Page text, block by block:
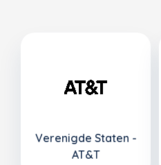
Verenigde Staten -
AT&T